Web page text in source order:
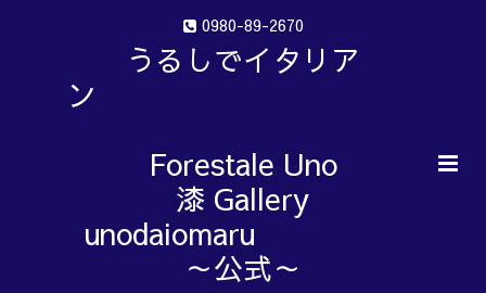
0980-89-2670
うるしでイタリア
ン
Forestale Uno
漆 Gallery
unodaiomaru
～公式～